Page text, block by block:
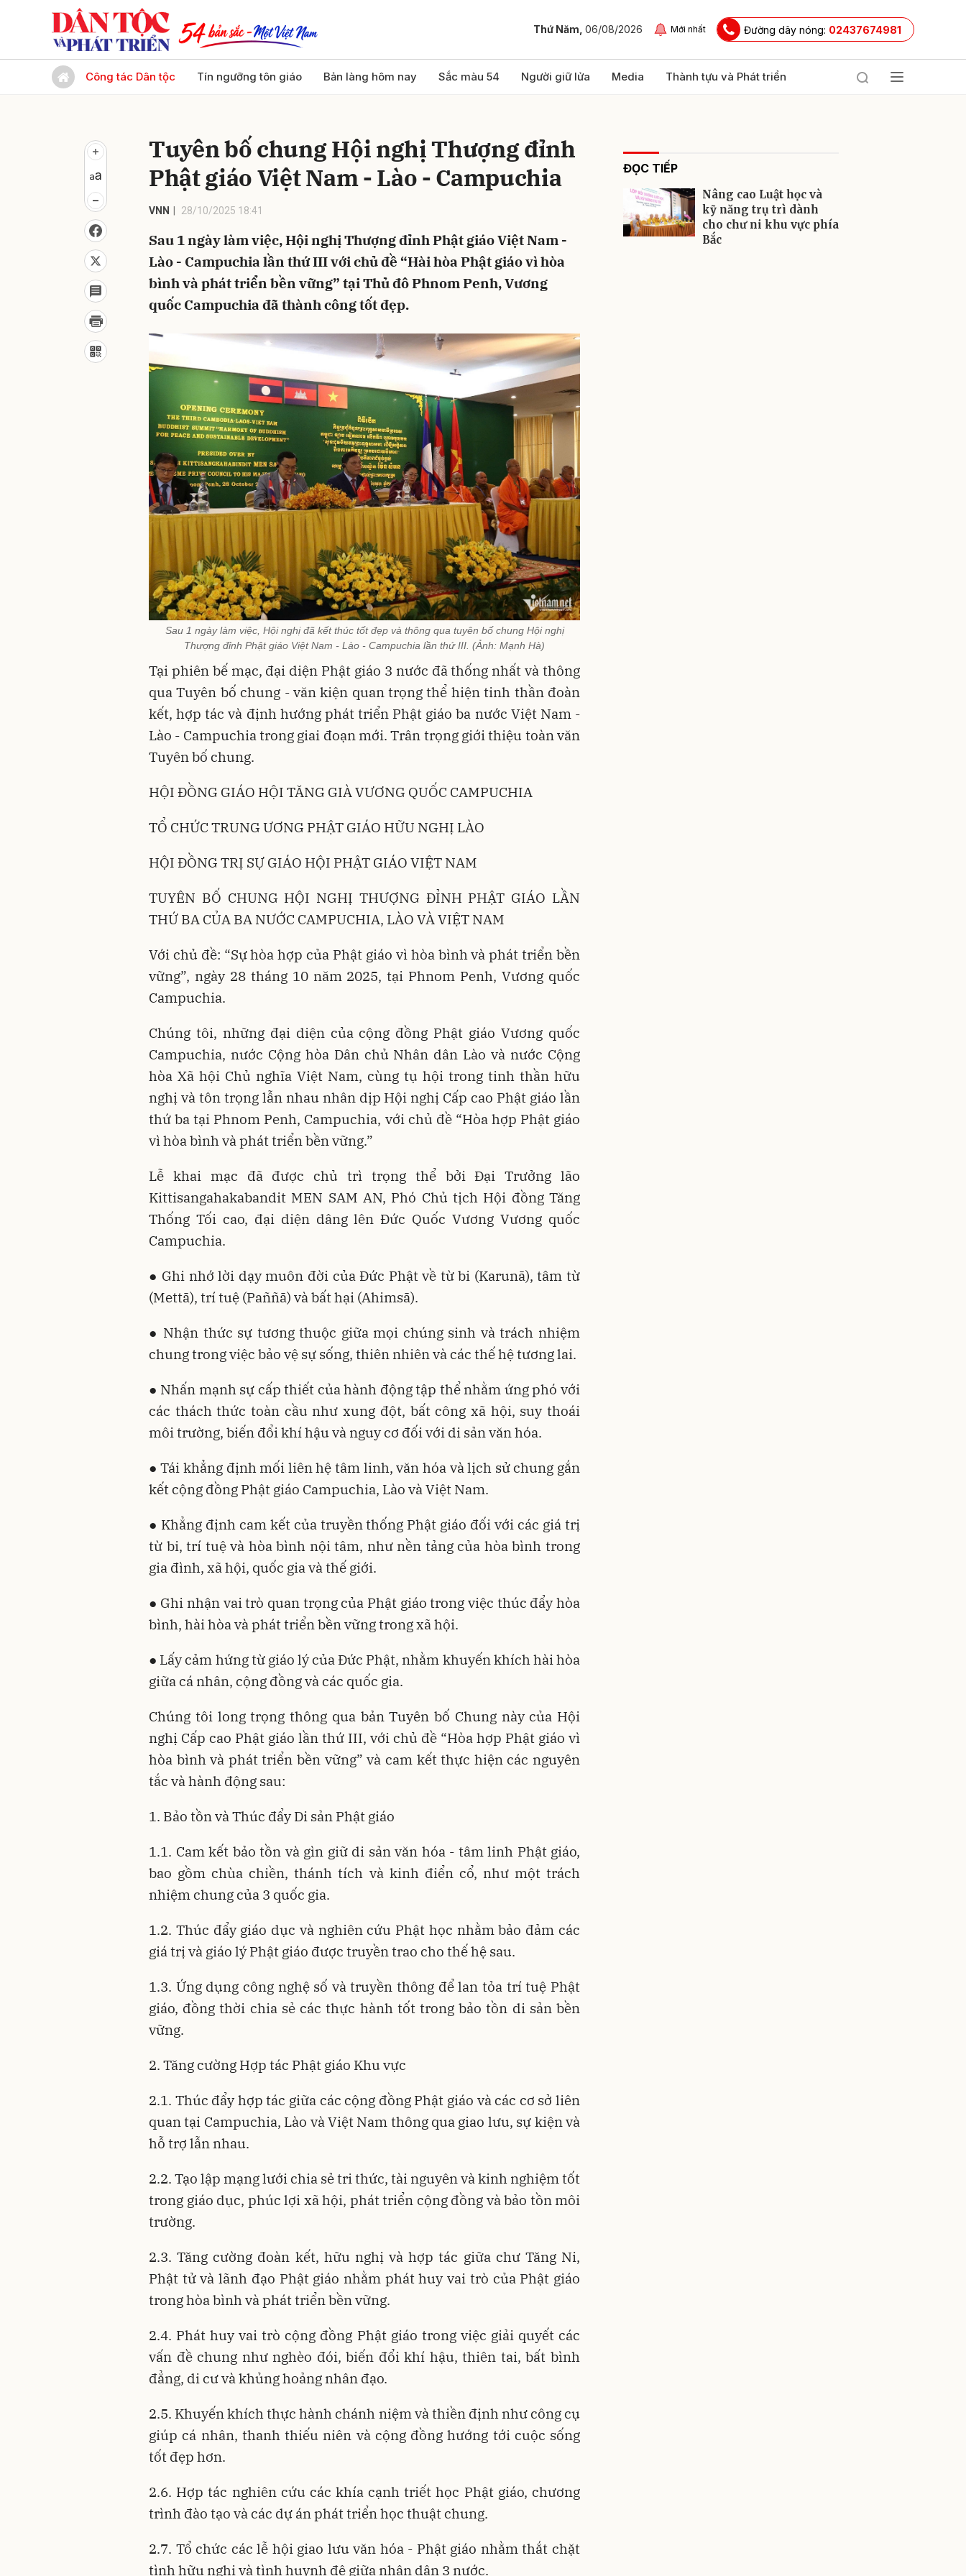
Thứ Năm, 06/08/2026 Mới nhất Đường dây nóng: 02437674981
Công tác Dân tộc Tín ngưỡng tôn giáo Bản làng hôm nay Sắc màu 54 Người giữ lửa Media Thành tựu và Phát triển
Tuyên bố chung Hội nghị Thượng đỉnh
Phật giáo Việt Nam - Lào - Campuchia
VNN 28/10/2025 18:41
Sau 1 ngày làm việc, Hội nghị Thượng đỉnh Phật giáo Việt Nam -
Lào - Campuchia lần thứ III với chủ đề “Hài hòa Phật giáo vì hòa
bình và phát triển bền vững” tại Thủ đô Phnom Penh, Vương
quốc Campuchia đã thành công tốt đẹp.
Sau 1 ngày làm việc, Hội nghị đã kết thúc tốt đẹp và thông qua tuyên bố chung Hội nghị
Thượng đỉnh Phật giáo Việt Nam - Lào - Campuchia lần thứ III. (Ảnh: Mạnh Hà)
Tại phiên bế mạc, đại diện Phật giáo 3 nước đã thống nhất và thông
qua Tuyên bố chung - văn kiện quan trọng thể hiện tinh thần đoàn
kết, hợp tác và định hướng phát triển Phật giáo ba nước Việt Nam -
Lào - Campuchia trong giai đoạn mới. Trân trọng giới thiệu toàn văn
Tuyên bố chung.
HỘI ĐỒNG GIÁO HỘI TĂNG GIÀ VƯƠNG QUỐC CAMPUCHIA
TỔ CHỨC TRUNG ƯƠNG PHẬT GIÁO HỮU NGHỊ LÀO
HỘI ĐỒNG TRỊ SỰ GIÁO HỘI PHẬT GIÁO VIỆT NAM
TUYÊN BỐ CHUNG HỘI NGHỊ THƯỢNG ĐỈNH PHẬT GIÁO LẦN
THỨ BA CỦA BA NƯỚC CAMPUCHIA, LÀO VÀ VIỆT NAM
Với chủ đề: “Sự hòa hợp của Phật giáo vì hòa bình và phát triển bền
vững”, ngày 28 tháng 10 năm 2025, tại Phnom Penh, Vương quốc
Campuchia.
Chúng tôi, những đại diện của cộng đồng Phật giáo Vương quốc
Campuchia, nước Cộng hòa Dân chủ Nhân dân Lào và nước Cộng
hòa Xã hội Chủ nghĩa Việt Nam, cùng tụ hội trong tinh thần hữu
nghị và tôn trọng lẫn nhau nhân dịp Hội nghị Cấp cao Phật giáo lần
thứ ba tại Phnom Penh, Campuchia, với chủ đề “Hòa hợp Phật giáo
vì hòa bình và phát triển bền vững.”
Lễ khai mạc đã được chủ trì trọng thể bởi Đại Trưởng lão
Kittisangahakabandit MEN SAM AN, Phó Chủ tịch Hội đồng Tăng
Thống Tối cao, đại diện dâng lên Đức Quốc Vương Vương quốc
Campuchia.
● Ghi nhớ lời dạy muôn đời của Đức Phật về từ bi (Karunā), tâm từ
(Mettā), trí tuệ (Paññā) và bất hại (Ahimsā).
● Nhận thức sự tương thuộc giữa mọi chúng sinh và trách nhiệm
chung trong việc bảo vệ sự sống, thiên nhiên và các thế hệ tương lai.
● Nhấn mạnh sự cấp thiết của hành động tập thể nhằm ứng phó với
các thách thức toàn cầu như xung đột, bất công xã hội, suy thoái
môi trường, biến đổi khí hậu và nguy cơ đối với di sản văn hóa.
● Tái khẳng định mối liên hệ tâm linh, văn hóa và lịch sử chung gắn
kết cộng đồng Phật giáo Campuchia, Lào và Việt Nam.
● Khẳng định cam kết của truyền thống Phật giáo đối với các giá trị
từ bi, trí tuệ và hòa bình nội tâm, như nền tảng của hòa bình trong
gia đình, xã hội, quốc gia và thế giới.
● Ghi nhận vai trò quan trọng của Phật giáo trong việc thúc đẩy hòa
bình, hài hòa và phát triển bền vững trong xã hội.
● Lấy cảm hứng từ giáo lý của Đức Phật, nhằm khuyến khích hài hòa
giữa cá nhân, cộng đồng và các quốc gia.
Chúng tôi long trọng thông qua bản Tuyên bố Chung này của Hội
nghị Cấp cao Phật giáo lần thứ III, với chủ đề “Hòa hợp Phật giáo vì
hòa bình và phát triển bền vững” và cam kết thực hiện các nguyên
tắc và hành động sau:
1. Bảo tồn và Thúc đẩy Di sản Phật giáo
1.1. Cam kết bảo tồn và gìn giữ di sản văn hóa - tâm linh Phật giáo,
bao gồm chùa chiền, thánh tích và kinh điển cổ, như một trách
nhiệm chung của 3 quốc gia.
1.2. Thúc đẩy giáo dục và nghiên cứu Phật học nhằm bảo đảm các
giá trị và giáo lý Phật giáo được truyền trao cho thế hệ sau.
1.3. Ứng dụng công nghệ số và truyền thông để lan tỏa trí tuệ Phật
giáo, đồng thời chia sẻ các thực hành tốt trong bảo tồn di sản bền
vững.
2. Tăng cường Hợp tác Phật giáo Khu vực
2.1. Thúc đẩy hợp tác giữa các cộng đồng Phật giáo và các cơ sở liên
quan tại Campuchia, Lào và Việt Nam thông qua giao lưu, sự kiện và
hỗ trợ lẫn nhau.
2.2. Tạo lập mạng lưới chia sẻ tri thức, tài nguyên và kinh nghiệm tốt
trong giáo dục, phúc lợi xã hội, phát triển cộng đồng và bảo tồn môi
trường.
2.3. Tăng cường đoàn kết, hữu nghị và hợp tác giữa chư Tăng Ni,
Phật tử và lãnh đạo Phật giáo nhằm phát huy vai trò của Phật giáo
trong hòa bình và phát triển bền vững.
2.4. Phát huy vai trò cộng đồng Phật giáo trong việc giải quyết các
vấn đề chung như nghèo đói, biến đổi khí hậu, thiên tai, bất bình
đẳng, di cư và khủng hoảng nhân đạo.
2.5. Khuyến khích thực hành chánh niệm và thiền định như công cụ
giúp cá nhân, thanh thiếu niên và cộng đồng hướng tới cuộc sống
tốt đẹp hơn.
2.6. Hợp tác nghiên cứu các khía cạnh triết học Phật giáo, chương
trình đào tạo và các dự án phát triển học thuật chung.
2.7. Tổ chức các lễ hội giao lưu văn hóa - Phật giáo nhằm thắt chặt
tình hữu nghị và tình huynh đệ giữa nhân dân 3 nước.
ĐỌC TIẾP
Nâng cao Luật học và
kỹ năng trụ trì dành
cho chư ni khu vực phía
Bắc
Gửi bình luận
Gửi